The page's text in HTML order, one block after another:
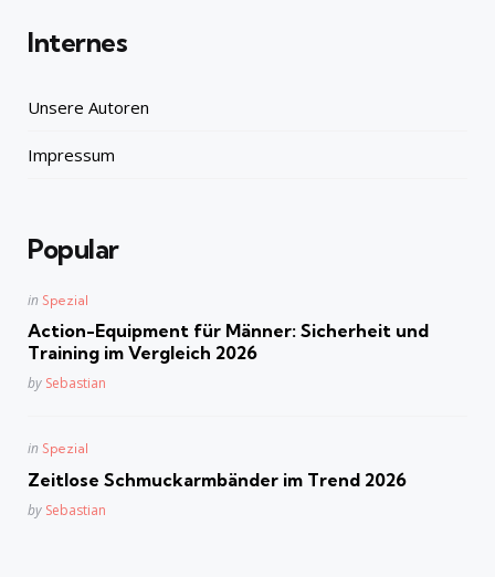
Internes
Unsere Autoren
Impressum
Popular
Posted
in Spezial
Action-Equipment für Männer: Sicherheit und
Training im Vergleich 2026
Posted
by Sebastian
Posted
in Spezial
Zeitlose Schmuckarmbänder im Trend 2026
Posted
by Sebastian